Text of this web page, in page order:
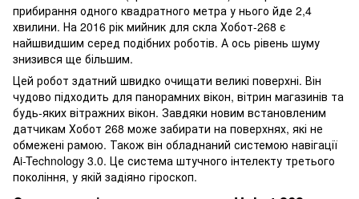
прибирання одного квадратного метра у нього йде 2,4
хвилини. На 2016 рік мийник для скла Хобот-268 є
найшвидшим серед подібних роботів. А ось рівень шуму
знизився ще більшим.
Цей робот здатний швидко очищати великі поверхні. Він
чудово підходить для панорамних вікон, вітрин магазинів та
будь-яких вітражних вікон. Завдяки новим встановленим
датчикам Хобот 268 може забирати на поверхнях, які не
обмежені рамою. Також він обладнаний системою навігації
Ai-Technology 3.0. Це система штучного інтелекту третього
покоління, у якій задіяно гіроскоп.